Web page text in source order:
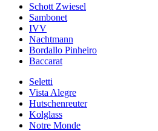
Schott Zwiesel
Sambonet
IVV
Nachtmann
Bordallo Pinheiro
Baccarat
Seletti
Vista Alegre
Hutschenreuter
Kolglass
Notre Monde